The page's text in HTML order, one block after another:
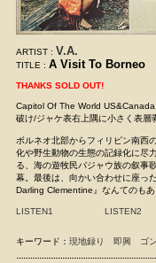
ARTIST : V.A.
TITLE : A Visit To Borneo
THANKS SOLD OUT!
Capitol Of The World
破け/ジャケ表右上隅に小さく表層
ボルネオ北部からフィリピン南西
化や野生動物の生態の記録化に尽
る、海の遊牧民バジャウ族の叙事
幕。最後は、向かい合わせに座っ
Darling Clementine』なんてのも
LISTEN1 LISTEN2
キーワード： 現地録り 即興 ゴ